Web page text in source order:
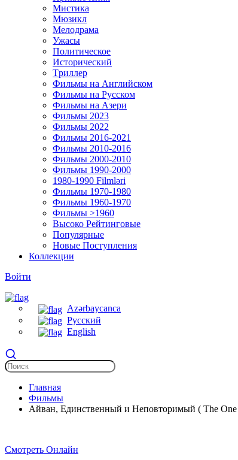
Мистика
Мюзикл
Мелодрама
Ужасы
Политическое
Исторический
Tриллер
Фильмы на Английском
Фильмы на Русском
Фильмы на Азери
Фильмы 2023
Фильмы 2022
Фильмы 2016-2021
Фильмы 2010-2016
Фильмы 2000-2010
Фильмы 1990-2000
1980-1990 Filmləri
Фильмы 1970-1980
Фильмы 1960-1970
Фильмы >1960
Высоко Рейтинговые
Популярные
Новые Поступления
Коллекции
Войти
Azərbaycanca
Русский
English
Главная
Фильмы
Айван, Единственный и Неповторимый ( The One
Смотреть Онлайн